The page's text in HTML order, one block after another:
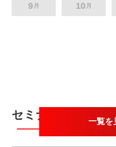
9 月 10 月
セミナーカテゴリ
一覧を